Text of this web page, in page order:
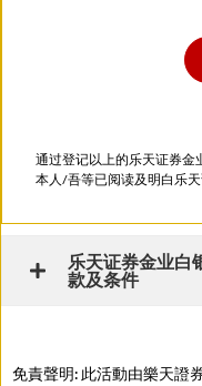
通过登记以上的乐天证券金
本人/吾等已阅读及明白乐
乐天证券金业白
款及条件
免責聲明: 此活動由樂天證